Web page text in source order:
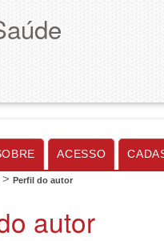
ACESSO
> Perfil do autor
autor